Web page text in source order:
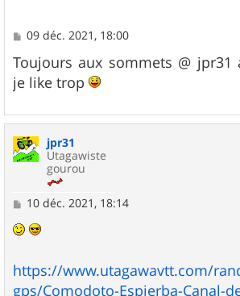
M
s
s
a
e
09 déc. 2021, 18:00
Toujours aux sommets @ jpr31
je like trop
jpr31
Utagawiste
gourou
M
s
g
e
10 déc. 2021, 18:14
https://www.utagawavtt.com/
gps/Comodoto-Espierba-Canal-